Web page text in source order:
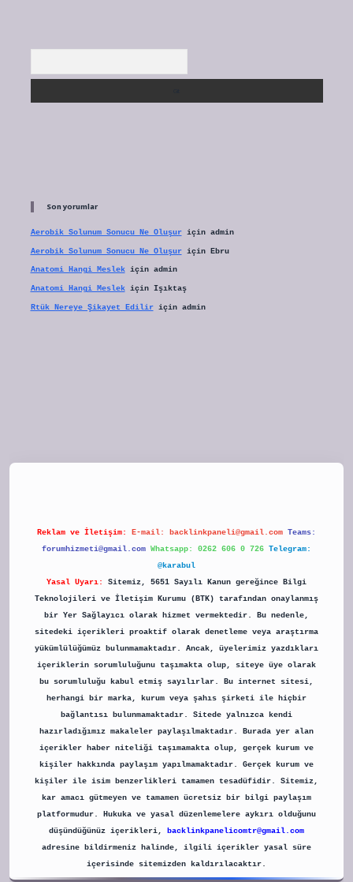
Son yorumlar
Aerobik Solunum Sonucu Ne Oluşuriçin admin
Aerobik Solunum Sonucu Ne Oluşuriçin Ebru
Anatomi Hangi Meslekiçin admin
Anatomi Hangi Meslekiçin Işıktaş
Rtük Nereye Şikayet Ediliriçin admin
Reklam ve İletişim: E-mail: backlinkpaneli@gmail.com Teams:
forumhizmeti@gmail.com Whatsapp: 0262 606 0 726 Telegram:
@karabul
Yasal Uyarı:
Sitemiz, 5651 Sayılı Kanun gereğince Bilgi
Teknolojileri ve İletişim Kurumu (BTK) tarafından onaylanmış
bir Yer Sağlayıcı olarak hizmet vermektedir. Bu nedenle,
sitedeki içerikleri proaktif olarak denetleme veya araştırma
yükümlülüğümüz bulunmamaktadır. Ancak, üyelerimiz yazdıkları
içeriklerin sorumluluğunu taşımakta olup, siteye üye olarak
bu sorumluluğu kabul etmiş sayılırlar. Bu internet sitesi,
herhangi bir marka, kurum veya şahıs şirketi ile hiçbir
bağlantısı bulunmamaktadır. Sitede yalnızca kendi
hazırladığımız makaleler paylaşılmaktadır. Burada yer alan
içerikler haber niteliği taşımamakta olup, gerçek kurum ve
kişiler hakkında paylaşım yapılmamaktadır. Gerçek kurum ve
kişiler ile isim benzerlikleri tamamen tesadüfidir. Sitemiz,
kar amacı gütmeyen ve tamamen ücretsiz bir bilgi paylaşım
platformudur. Hukuka ve yasal düzenlemelere aykırı olduğunu
düşündüğünüz içerikleri,
backlinkpanelicomtr@gmail.com
adresine bildirmeniz halinde, ilgili içerikler yasal süre
içerisinde sitemizden kaldırılacaktır.